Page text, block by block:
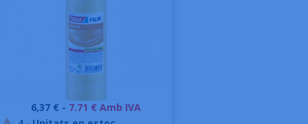
Preu
6,37 € - 7.71 € Amb IVA